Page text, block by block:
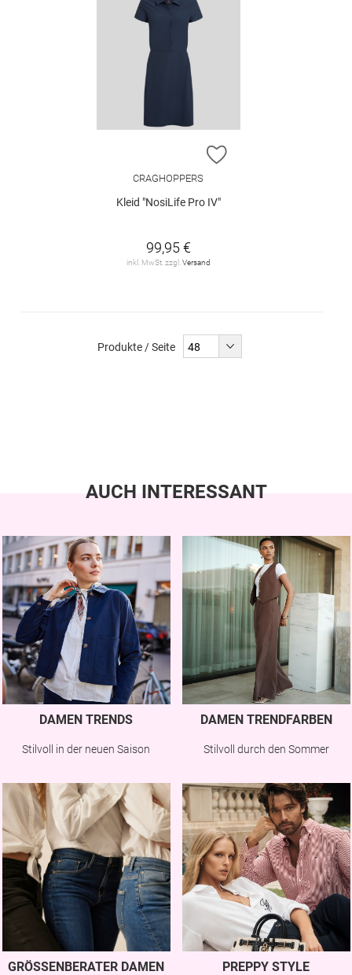
ZUR WUNSCHLISTE
CRAGHOPPERS
Kleid "NosiLife Pro IV"
99,95 €
inkl. MwSt. zzgl. Versand
Produkte / Seite
AUCH INTERESSANT
DAMEN TRENDS
Stilvoll in der neuen Saison
DAMEN TRENDFARBEN
Stilvoll durch den Sommer
GRÖSSENBERATER DAMEN PREPPY STYLE